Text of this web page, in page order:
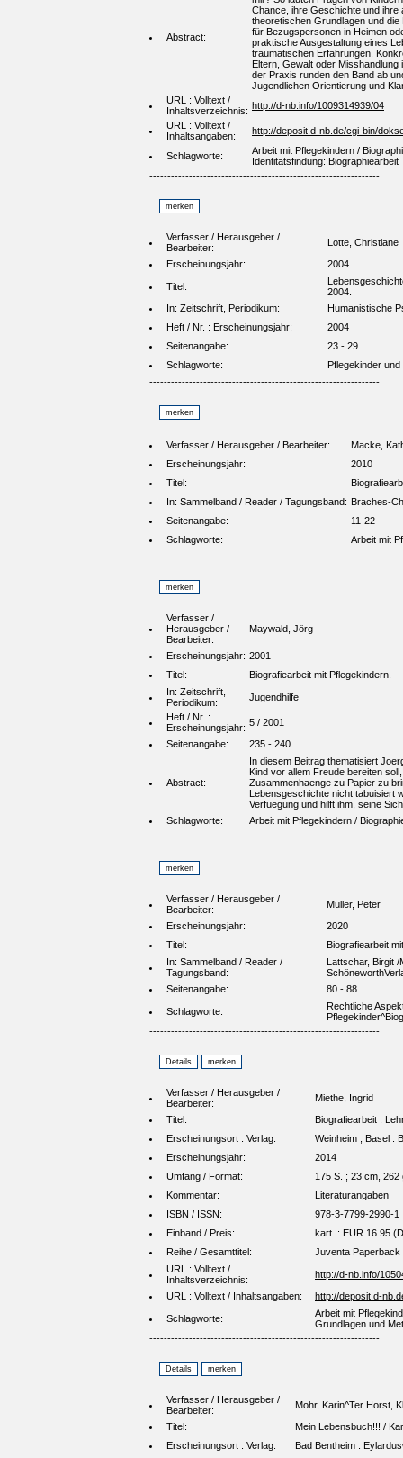
Abstract:
Chance, ihre Geschichte und ihre
theoretischen Grundlagen und
für Bezugspersonen in Heimen
praktische Ausgestaltung eines
traumatischen Erfahrungen.
Eltern, Gewalt oder
der Praxis runden den Band ab
Jugendlichen Orientierung und
URL : Volltext /
Inhaltsverzeichnis: http://d-nb.info/1009314939/04
URL : Volltext /
Inhaltsangaben:
http://deposit.d-nb.de/cgi-bin/
Schlagworte:
Arbeit mit Pflegekindern /
Identitätsfindung: Biographiearbeit
----------------------------------------------------------------
Verfasser / Herausgeber /
Bearbeiter:
Lotte, Christiane
Erscheinungsjahr:
2004
Titel:
2004.
In: Zeitschrift, Periodikum:
Humanistische
Heft / Nr. : Erscheinungsjahr:
2004
Seitenangabe:
23 - 29
Schlagworte:
Pflegekinder
----------------------------------------------------------------
Verfasser / Herausgeber / Bearbeiter:
Macke,
Erscheinungsjahr:
2010
Titel:
In: Sammelband / Reader / Tagungsband: Braches-
Seitenangabe:
11-22
Schlagworte:
Arbeit mit
----------------------------------------------------------------
Verfasser /
Herausgeber /
Bearbeiter:
Maywald, Jörg
Erscheinungsjahr: 2001
Titel:
Biografiearbeit mit Pflegekindern.
In: Zeitschrift,
Periodikum:
Jugendhilfe
Heft / Nr. :
Erscheinungsjahr: 5 / 2001
Seitenangabe:
235 - 240
Abstract:
In diesem Beitrag thematisiert
Kind vor allem Freude bereiten
Zusammenhaenge zu Papier zu
Lebensgeschichte nicht tabuisiert
Verfuegung und hilft ihm, seine
Schlagworte:
Arbeit mit Pflegekindern /
----------------------------------------------------------------
Verfasser / Herausgeber /
Bearbeiter:
Müller, Peter
Erscheinungsjahr:
2020
Titel:
Biografiearbeit
In: Sammelband / Reader /
Tagungsband:
Lattschar, Birgit
Seitenangabe:
80 - 88
Schlagworte:
Rechtliche
----------------------------------------------------------------
Verfasser / Herausgeber /
Bearbeiter:
Miethe, Ingrid
Titel:
Biografiearbeit :
Erscheinungsort : Verlag:
Weinheim ; Basel :
Erscheinungsjahr:
2014
Umfang / Format:
175 S. ; 23 cm, 262
Kommentar:
Literaturangaben
ISBN / ISSN:
978-3-7799-2990-1
Einband / Preis:
kart. : EUR 16.95
Reihe / Gesamttitel:
Juventa Paperback
URL : Volltext /
Inhaltsverzeichnis:
http://d-nb.info/
URL : Volltext / Inhaltsangaben:
http://deposit.d-
Schlagworte:
Arbeit mit
Grundlagen und
----------------------------------------------------------------
Verfasser / Herausgeber /
Bearbeiter:
Mohr, Karin^Ter Horst,
Titel:
Mein Lebensbuch!!! /
Erscheinungsort : Verlag:
Bad Bentheim :